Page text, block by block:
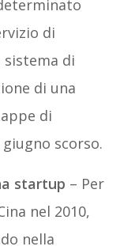
di
sistema di
di una
di
scorso.
startup – Per
nel 2010,
nella